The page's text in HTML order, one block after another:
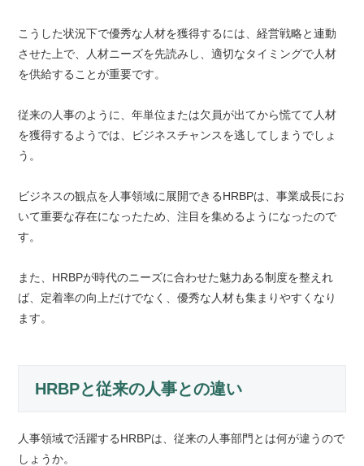
こうした状況下で優秀な人材を獲得するには、経営戦略と連動
させた上で、人材ニーズを先読みし、適切なタイミングで人材
を供給することが重要です。
従来の人事のように、年単位または欠員が出てから慌てて人材
を獲得するようでは、ビジネスチャンスを逃してしまうでしょ
う。
ビジネスの観点を人事領域に展開できるHRBPは、事業成長にお
いて重要な存在になったため、注目を集めるようになったので
す。
また、HRBPが時代のニーズに合わせた魅力ある制度を整えれ
ば、定着率の向上だけでなく、優秀な人材も集まりやすくなり
ます。
HRBPと従来の人事との違い
人事領域で活躍するHRBPは、従来の人事部門とは何が違うので
しょうか。